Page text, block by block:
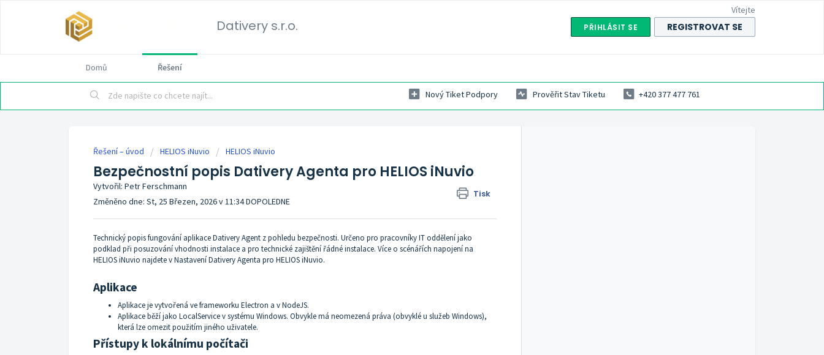
Dativery s.r.o.
Vítejte
PŘIHLÁSIT SE REGISTROVAT SE
Domů Řešení
Nový Tiket Podpory Prověřit Stav Tiketu +420 377 477 761
Řešení – úvod HELIOS iNuvio HELIOS iNuvio
Bezpečnostní popis Dativery Agenta pro HELIOS iNuvio
Tisk
Vytvořil: Petr Ferschmann
Změněno dne: St, 25 Březen, 2026 v 11:34 DOPOLEDNE
Technický popis fungování aplikace Dativery Agent z pohledu bezpečnosti. Určeno pro pracovníky IT oddělení jako
podklad při posuzování vhodnosti instalace a pro technické zajištění řádné instalace. Více o scénářích napojení na
HELIOS iNuvio najdete vNastavení Dativery Agenta pro HELIOS iNuvio.
Aplikace
Aplikace je vytvořená ve frameworku Electron a vNodeJS.
Aplikace běží jako LocalServicev systému Windows. Obvykle má neomezená práva (obvyklé u služeb Windows),
která lze omezit použitím jiného uživatele.
Přístupy k lokálnímu počítači